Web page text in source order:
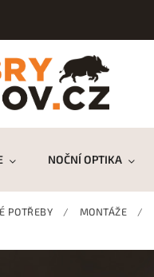
NOČNÍ OPTIKA
POTŘEBY / MONTÁŽE /